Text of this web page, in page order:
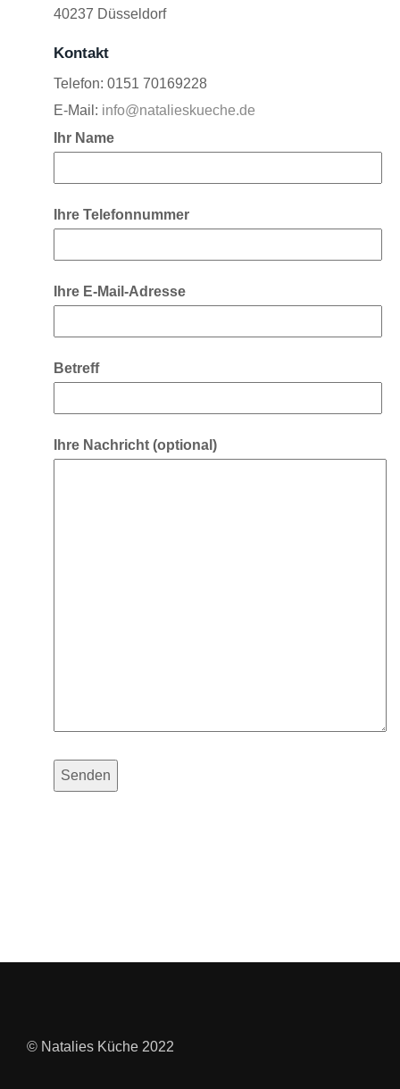
40237 Düsseldorf
Kontakt
Telefon: 0151 70169228
E-Mail: info@natalieskueche.de
Ihr Name
Ihre Telefonnummer
Ihre E-Mail-Adresse
Betreff
Ihre Nachricht (optional)
© Natalies Küche 2022